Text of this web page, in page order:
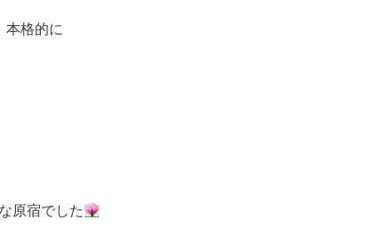
本格的に
原宿でした